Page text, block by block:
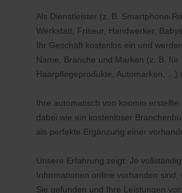
Als Dienstleister (z. B. Smartphone-
Werkstatt, Friseur, Handwerker,
Ihr Geschäft kostenlos ein und
Name, Branche und Marken (z. B. für
Haarpflegeprodukte, Automarken, ...)
Ihre automatisch von koomio erstellte
dabei wie ein kostenloser
als perfekte Ergänzung einer
Unsere Erfahrung zeigt: Je
Informationen online vorhanden sind,
Sie gefunden und Ihre Leistungen